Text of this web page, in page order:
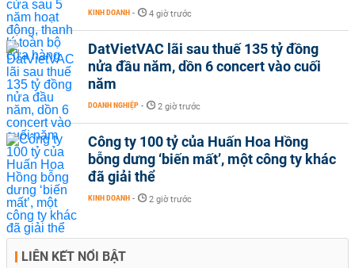
KINH DOANH - 4 giờ trước
DatVietVAC lãi sau thuế 135 tỷ đồng
nửa đầu năm, dồn 6 concert vào cuối
năm
DOANH NGHIỆP - 2 giờ trước
Công ty 100 tỷ của Huấn Hoa Hồng
bỗng dưng ‘biến mất’, một công ty khác
đã giải thể
KINH DOANH - 2 giờ trước
LIÊN KẾT NỔI BẬT